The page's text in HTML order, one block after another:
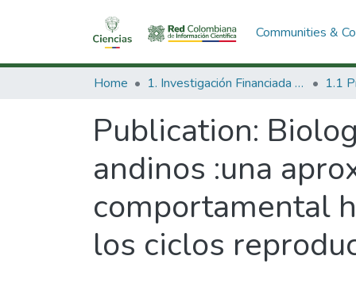
Communities &
Home 1. Investigación Financiada con Recursos Públicos
Publication:
andinos :una
comportamental
los ciclos